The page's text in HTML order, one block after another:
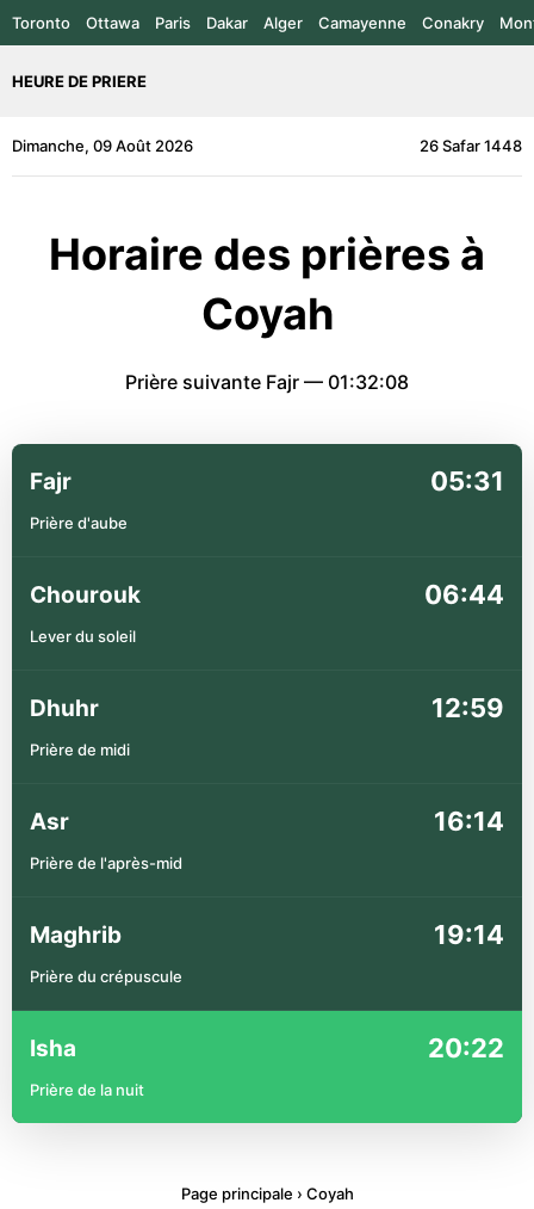
Toronto Ottawa Paris Dakar Alger Camayenne Conakry
HEURE DE PRIERE
Dimanche, 09 Août 2026 26 Safar 1448
Horaire des prières à
Coyah
Prière suivante Fajr — 01:32:08
Fajr 05:31
Prière d'aube
Chourouk 06:44
Lever du soleil
Dhuhr 12:59
Prière de midi
Asr 16:14
Prière de l'après-mid
Maghrib 19:14
Prière du crépuscule
Isha 20:22
Prière de la nuit
Page principale › Coyah